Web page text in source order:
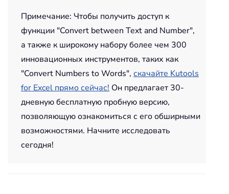
Примечание: Чтобы получить доступ к
функции "Convert between Text and Number",
а также к широкому набору более чем 300
инновационных инструментов, таких как
"Convert Numbers to Words", скачайте Kutools
for Excel прямо сейчас! Он предлагает 30-
дневную бесплатную пробную версию,
позволяющую ознакомиться с его обширными
возможностями. Начните исследовать
сегодня!